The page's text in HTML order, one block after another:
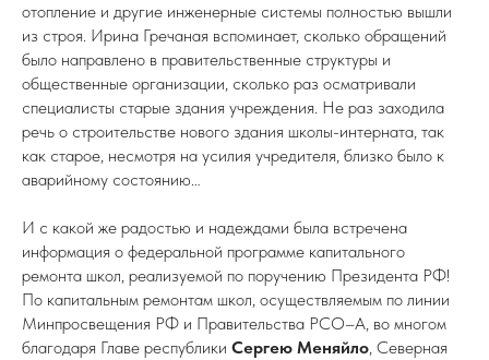
отопление и другие инженерные системы полностью вышли
из строя. Ирина Гречаная вспоминает, сколько обращений
было направлено в правительственные структуры и
общественные организации, сколько раз осматривали
специалисты старые здания учреждения. Не раз заходила
речь о строительстве нового здания школы-интерната, так
как старое, несмотря на усилия учредителя, близко было к
аварийному состоянию…
И с какой же радостью и надеждами была встречена
информация о федеральной программе капитального
ремонта школ, реализуемой по поручению Президента РФ!
По капитальным ремонтам школ, осуществляемым по линии
Минпросвещения РФ и Правительства РСО–А, во многом
благодаря Главе республики Сергею Меняйло, Северная